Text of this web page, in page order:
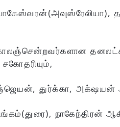
காலஞ்சென்றவர்களான
துர்க்கா, அக்‌ஷயன்
நாகேந்திரன்